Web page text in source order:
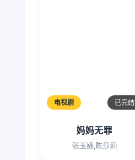
电视剧 已完结
妈妈无罪
张玉嬿,陈莎莉